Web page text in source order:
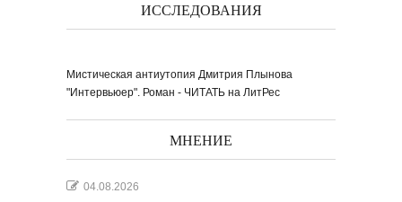
ИССЛЕДОВАНИЯ
Мистическая антиутопия Дмитрия Плынова
"Интервьюер". Роман - ЧИТАТЬ на ЛитРес
МНЕНИЕ
04.08.2026